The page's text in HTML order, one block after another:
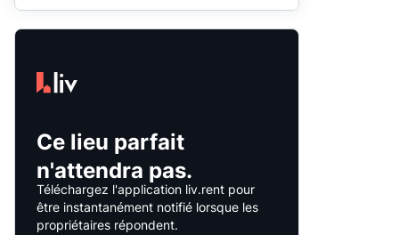
Ce lieu parfait
n'attendra pas.
Téléchargez l'application liv.rent pour
être instantanément notifié lorsque les
propriétaires répondent.